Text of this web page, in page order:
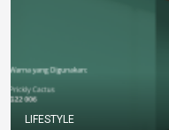
LIFESTYLE